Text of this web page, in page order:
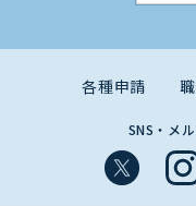
各種申請
SNS・メ